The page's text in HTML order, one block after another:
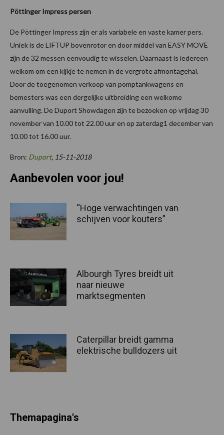
Pöttinger Impress persen
De Pöttinger Impress zijn er als variabele en vaste kamer pers.
Uniek is de LIFTUP bovenrotor en door middel van EASY MOVE
zijn de 32 messen eenvoudig te wisselen. Daarnaast is iedereen
welkom om een kijkje te nemen in de vergrote afmontagehal.
Door de toegenomen verkoop van pomptankwagens en
bemesters was een dergelijke uitbreiding een welkome
aanvulling. De Duport Showdagen zijn te bezoeken op vrijdag 30
november van 10.00 tot 22.00 uur en op zaterdag1 december van
10.00 tot 16.00 uur.
Bron: Duport, 15-11-2018
Aanbevolen voor jou!
“Hoge verwachtingen van
schijven voor kouters”
Albourgh Tyres breidt uit
naar nieuwe
marktsegmenten
Caterpillar breidt gamma
elektrische bulldozers uit
Themapagina's